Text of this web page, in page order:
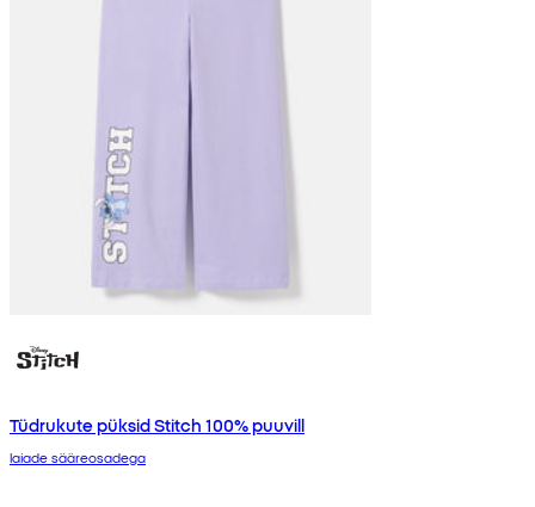
Tüdrukute püksid Stitch 100% puuvill
laiade sääreosadega